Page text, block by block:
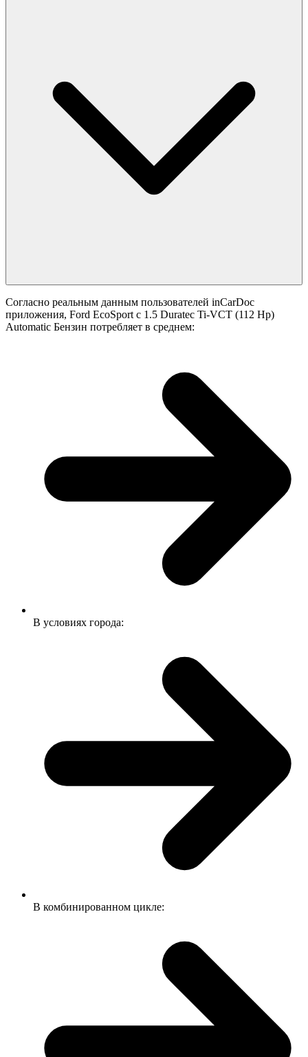
Согласно реальным данным пользователей inCarDoc
приложения, Ford EcoSport с 1.5 Duratec Ti-VCT (112 Hp)
Automatic Бензин потребляет в среднем:
В условиях города:
В комбинированном цикле: